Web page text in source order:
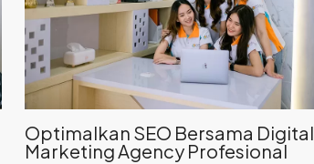
Optimalkan SEO Bersama Digital
Marketing Agency Profesional